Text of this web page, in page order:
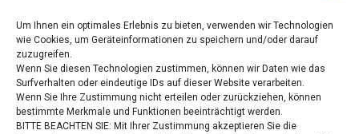
Um Ihnen ein optimales Erlebnis zu bieten, verwenden wir Technologien
wie Cookies, um Geräteinformationen zu speichern und/oder darauf
zuzugreifen.
Wenn Sie diesen Technologien zustimmen, können wir Daten wie das
Surfverhalten oder eindeutige IDs auf dieser Website verarbeiten.
Wenn Sie Ihre Zustimmung nicht erteilen oder zurückziehen, können
bestimmte Merkmale und Funktionen beeinträchtigt werden.
BITTE BEACHTEN SIE: Mit Ihrer Zustimmung akzeptieren Sie die
VERTRAG WIDERRUFEN